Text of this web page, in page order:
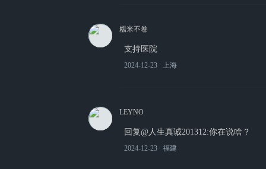
糯米不卷
支持医院
2024-12-23 ∙ 上海
LEYNO
回复@人生真诚201312:你在说啥？
2024-12-23 ∙ 福建